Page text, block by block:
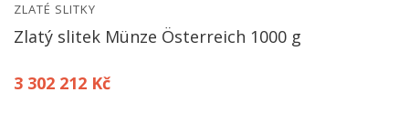
ZLATÉ SLITKY
Zlatý slitek Münze Österreich 1000 g
3 302 212 Kč